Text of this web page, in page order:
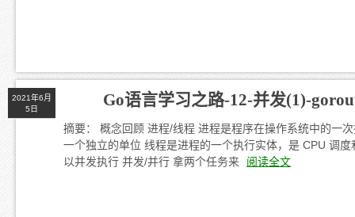
2021年6月
5日
Go语言学习之路-12-并发(1)-
摘要： 概念回顾 进程/线程 进程是程序在操作系统中的一
一个独立的单位 线程是进程的一个执行实体，是 CPU 调
以并发执行 并发/并行 拿两个任务来
阅读全文